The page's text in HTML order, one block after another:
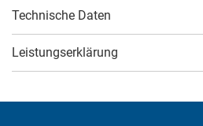
Technische Daten
Leistungserklärung
Cookie Informationen anzeigen